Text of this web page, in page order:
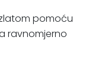
pomoću
ravnomjerno